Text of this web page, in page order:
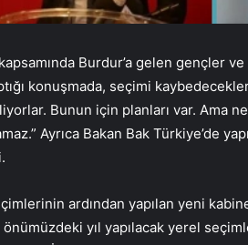
Burdur’a gelen gençler ve
konuşmada, seçimi
Bunun için planları var. Ama
Ayrıca Bakan Bak Türkiye’de
ardından yapılan yeni
yıl yapılacak yerel